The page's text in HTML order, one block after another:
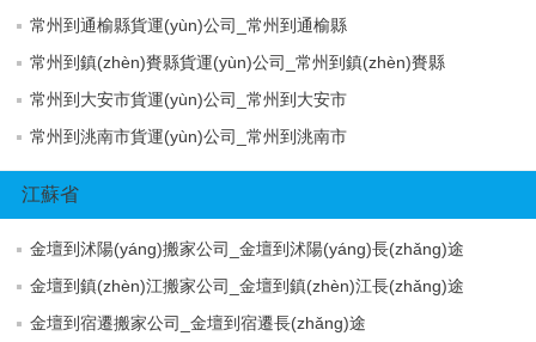
常州到通榆縣貨運(yùn)公司_常州到通榆縣
常州到鎮(zhèn)賚縣貨運(yùn)公司_常州到鎮(zhèn)賚縣
常州到大安市貨運(yùn)公司_常州到大安市
常州到洮南市貨運(yùn)公司_常州到洮南市
江蘇省
金壇到沭陽(yáng)搬家公司_金壇到沭陽(yáng)長(zhǎng)途
金壇到鎮(zhèn)江搬家公司_金壇到鎮(zhèn)江長(zhǎng)途
金壇到宿遷搬家公司_金壇到宿遷長(zhǎng)途